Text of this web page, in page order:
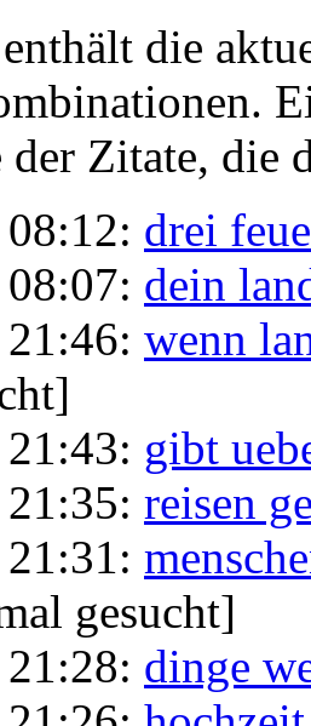
die
Zitate, die
drei
dein
wenn
gibt
reisen
gesucht]
dinge